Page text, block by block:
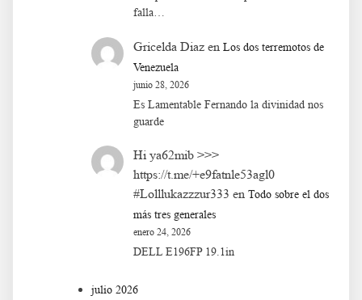
falla…
Gricelda Diaz en Los dos terremotos de
Venezuela
junio 28, 2026
Es Lamentable Fernando la divinidad nos
guarde
Hi ya62mib >>>
https://t.me/+e9fatnle53agl0
#Lolllukazzzur333 en Todo sobre el dos
más tres generales
enero 24, 2026
DELL E196FP 19.1in
julio 2026